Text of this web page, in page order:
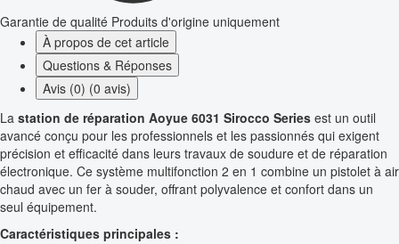
Garantie de qualité Produits d'origine uniquement
À propos de cet article
Questions & Réponses
Avis (0) (0 avis)
La station de réparation Aoyue 6031 Sirocco Series est un outil
avancé conçu pour les professionnels et les passionnés qui exigent
précision et efficacité dans leurs travaux de soudure et de réparation
électronique. Ce système multifonction 2 en 1 combine un pistolet à air
chaud avec un fer à souder, offrant polyvalence et confort dans un
seul équipement.
Caractéristiques principales :